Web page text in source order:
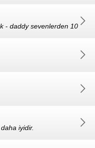
- daddy sevenlerden 10
iyidir.